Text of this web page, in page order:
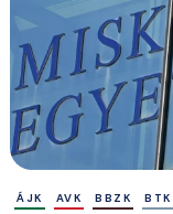
ÁJK AVK BBZK
BTK